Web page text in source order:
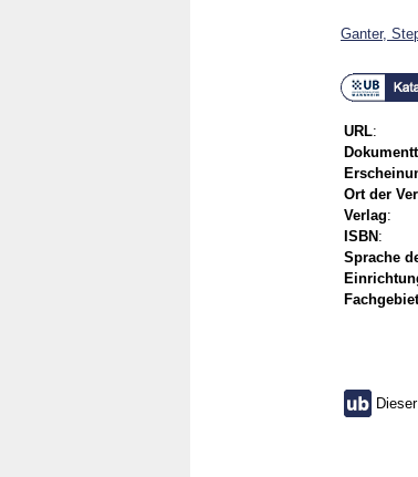
Ganter,
URL:
Ort der
Verlag:
ISBN :
Sprache
Fachgebiet